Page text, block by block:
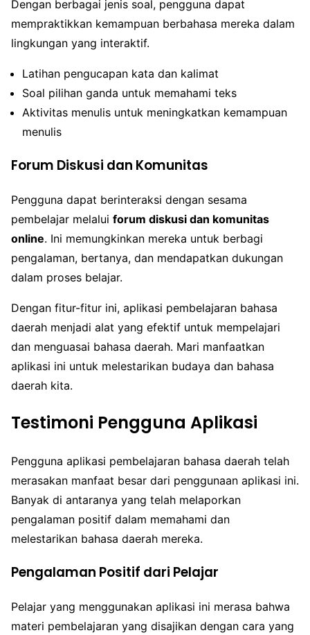
Dengan berbagai jenis soal, pengguna dapat
mempraktikkan kemampuan berbahasa mereka dalam
lingkungan yang interaktif.
Latihan pengucapan kata dan kalimat
Soal pilihan ganda untuk memahami teks
Aktivitas menulis untuk meningkatkan kemampuan
menulis
Forum Diskusi dan Komunitas
Pengguna dapat berinteraksi dengan sesama
pembelajar melalui forum diskusi dan komunitas
online. Ini memungkinkan mereka untuk berbagi
pengalaman, bertanya, dan mendapatkan dukungan
dalam proses belajar.
Dengan fitur-fitur ini, aplikasi pembelajaran bahasa
daerah menjadi alat yang efektif untuk mempelajari
dan menguasai bahasa daerah. Mari manfaatkan
aplikasi ini untuk melestarikan budaya dan bahasa
daerah kita.
Testimoni Pengguna Aplikasi
Pengguna aplikasi pembelajaran bahasa daerah telah
merasakan manfaat besar dari penggunaan aplikasi ini.
Banyak di antaranya yang telah melaporkan
pengalaman positif dalam memahami dan
melestarikan bahasa daerah mereka.
Pengalaman Positif dari Pelajar
Pelajar yang menggunakan aplikasi ini merasa bahwa
materi pembelajaran yang disajikan dengan cara yang